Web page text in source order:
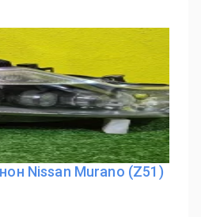
Nissan Murano (Z51)